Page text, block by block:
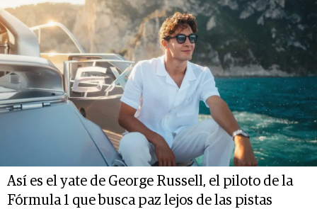
Así es el yate de George Russell, el piloto de la
Fórmula 1 que busca paz lejos de las pistas